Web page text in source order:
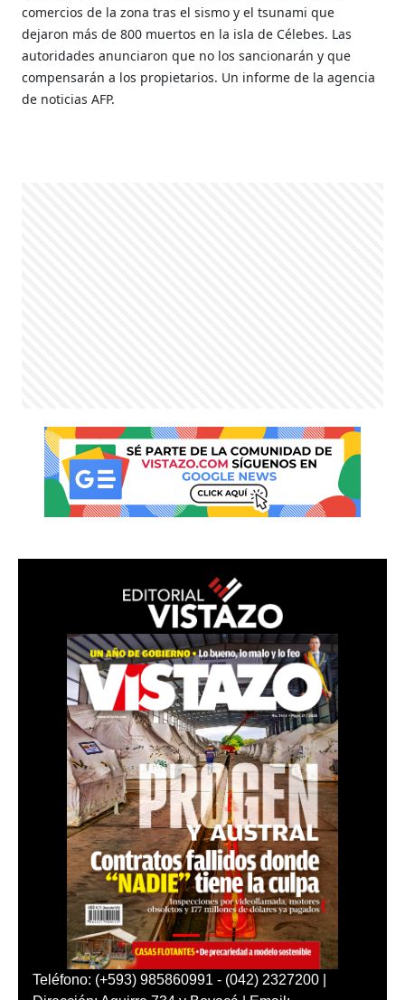
comercios de la zona tras el sismo y el tsunami que
dejaron más de 800 muertos en la isla de Célebes. Las
autoridades anunciaron que no los sancionarán y que
compensarán a los propietarios. Un informe de la agencia
de noticias AFP.
Teléfono: (+593) 985860991 - (042) 2327200 |